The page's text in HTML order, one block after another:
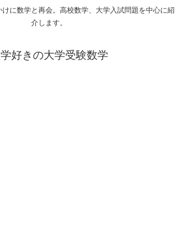
に数学と再会。高校数学、大学入試問題を中心に紹
介します。
好きの大学受験数学